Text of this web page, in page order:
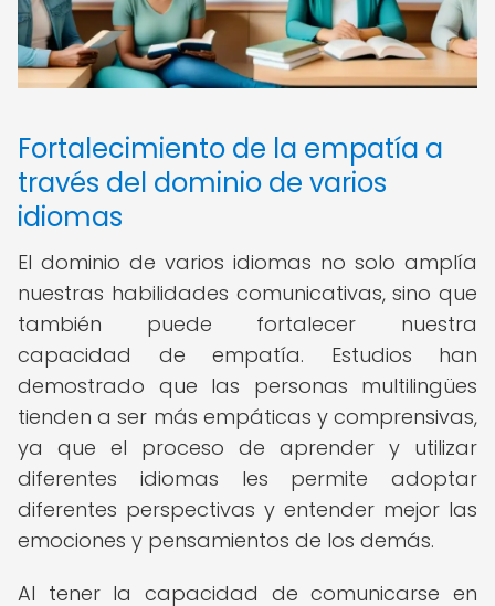
Fortalecimiento de la empatía a
través del dominio de varios
idiomas
El dominio de varios idiomas no solo amplía
nuestras habilidades comunicativas, sino que
también puede fortalecer nuestra
capacidad de empatía. Estudios han
demostrado que las personas multilingües
tienden a ser más empáticas y comprensivas,
ya que el proceso de aprender y utilizar
diferentes idiomas les permite adoptar
diferentes perspectivas y entender mejor las
emociones y pensamientos de los demás.
Al tener la capacidad de comunicarse en